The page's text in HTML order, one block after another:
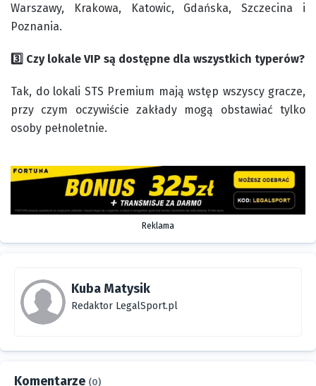
Warszawy, Krakowa, Katowic, Gdańska, Szczecina i
Poznania.
3️⃣ Czy lokale VIP są dostępne dla wszystkich typerów?
Tak, do lokali STS Premium mają wstęp wszyscy gracze,
przy czym oczywiście zakłady mogą obstawiać tylko
osoby pełnoletnie.
Reklama
Kuba Matysik
Redaktor LegalSport.pl
Komentarze (0)